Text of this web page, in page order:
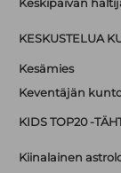
Keskipäivän
KESKUSTELUA
Kesämies
Keventäjän
KIDS TOP20 -
Kiinalainen